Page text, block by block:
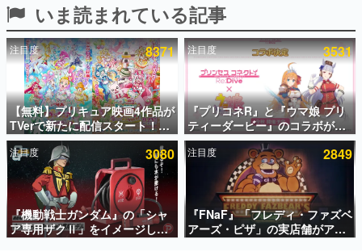
ピックアップ
電ファミのいま読まれている記事ランキング
アプリセール情報
インタビュー
連載・特集一覧
殿堂入り記事
SNS拡散数が数千以上！ ページビュー数万以上！ などな
ど。多くの人々に読まれた、電ファミ渾身の“殿堂入り”記
事をまとめました。
いま読まれている記事
注目度 8371
【無料】プリキュア映画4作品が
TVerで新たに配信スタート！な
んと2018年～2024年の映画ほぼ
すべてが見放題に、ぶっちゃけ
ありえないラインナップ
注目度 3531
『プリコネR』と『ウマ娘 プリ
ティーダービー』のコラボが決
定！“最大170連無料”の8.5周年
キャンペーンなども発表
注目度 3080
『機動戦士ガンダム』の「シャ
ア専用ザクⅡ」をイメージした
散水ホースリールが予約開始。
注目度 2849
『FNaF』「フレディ・ファズベ
アーズ・ピザ」の実店舗がアメ
リカの商業施設「American